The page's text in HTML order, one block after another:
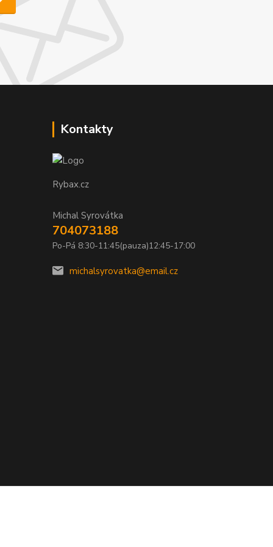
Kontakty
Rybax.cz
Michal Syrovátka
704073188
Po-Pá 8:30-11:45(pauza)12:45-17:00
michalsyrovatka@email.cz